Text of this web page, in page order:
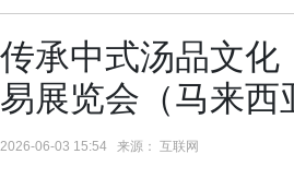
传承中式汤品文化
易展览会（马来西
2026-06-03 15:54 来源： 互联网